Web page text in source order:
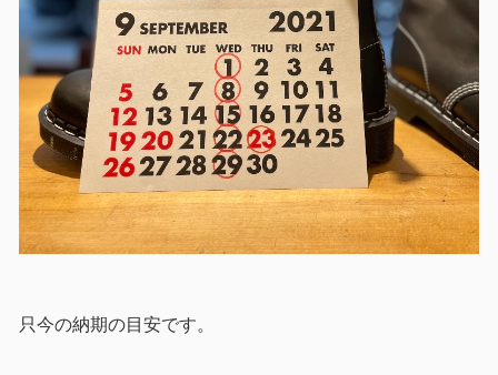
只今の納期の目安です。